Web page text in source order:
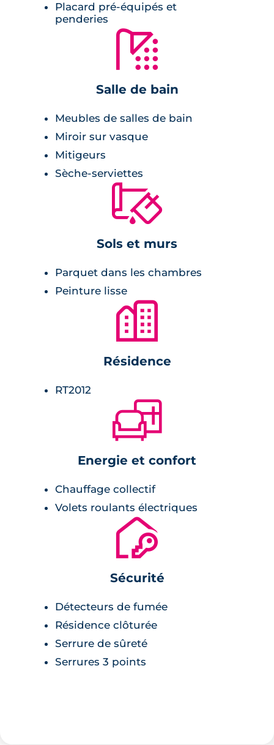
Salle de bains :
radiateur sèche-serviette.
Placard pré-équipés et
penderies
🚿
Salle de bain
Meubles de salles de bain
Miroir sur vasque
Mitigeurs
Sèche-serviettes
🔨
Sols et murs
Parquet dans les chambres
Peinture lisse
🏙
Résidence
RT2012
🛋
Energie et confort
Chauffage collectif
Volets roulants électriques
🔐
Sécurité
Détecteurs de fumée
Résidence clôturée
Serrure de sûreté
Serrures 3 points